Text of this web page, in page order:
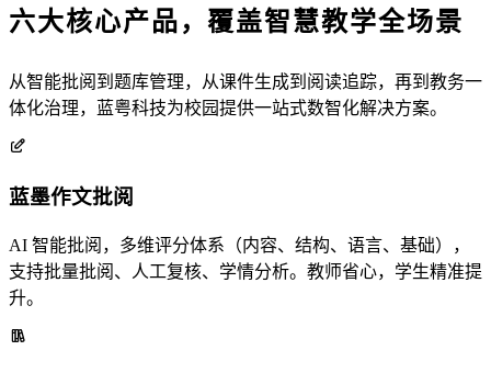
六大核心产品，覆盖智慧教学全场景
从智能批阅到题库管理，从课件生成到阅读追踪，再到教务一
体化治理，蓝粤科技为校园提供一站式数智化解决方案。
蓝墨作文批阅
AI 智能批阅，多维评分体系（内容、结构、语言、基础），
支持批量批阅、人工复核、学情分析。教师省心，学生精准提
升。